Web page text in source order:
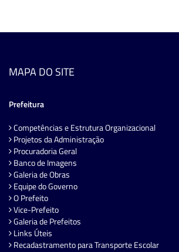
MAPA DO SITE
Prefeitura
Competências e Estrutura Organizacional
Projetos da Administração
Procuradoria Geral
Banco de Imagens
Galeria de Obras
Equipe do Governo
O Prefeito
Vice-Prefeito
Galeria de Prefeitos
Links Úteis
Recadastramento para Transporte Escolar